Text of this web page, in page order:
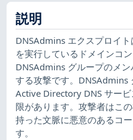
説明
DNSAdmins エクスプロイ
を実行しているドメインコ
DNSAdmins グループのメ
する攻撃です。DNSAdmins
Active Directory DNS サー
限があります。攻撃者はこ
持った文脈に悪意のあるコ
す。